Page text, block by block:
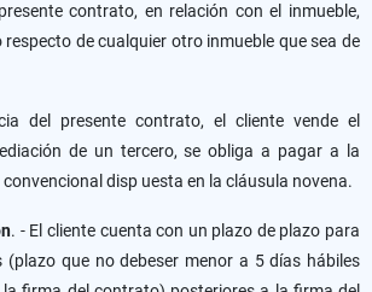
contrato, en relación con el inmueble,
de cualquier otro inmueble que sea de
del presente contrato, el cliente vende el
de un tercero, se obliga a pagar a la
disp uesta en la cláusula novena.
. - El cliente cuenta con un plazo de plazo para
(plazo que no debeser menor a 5 días hábiles